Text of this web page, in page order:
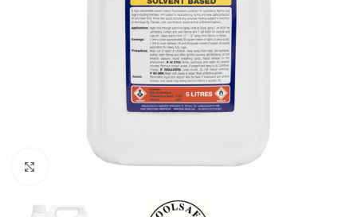
Kliknij, aby powiększyć